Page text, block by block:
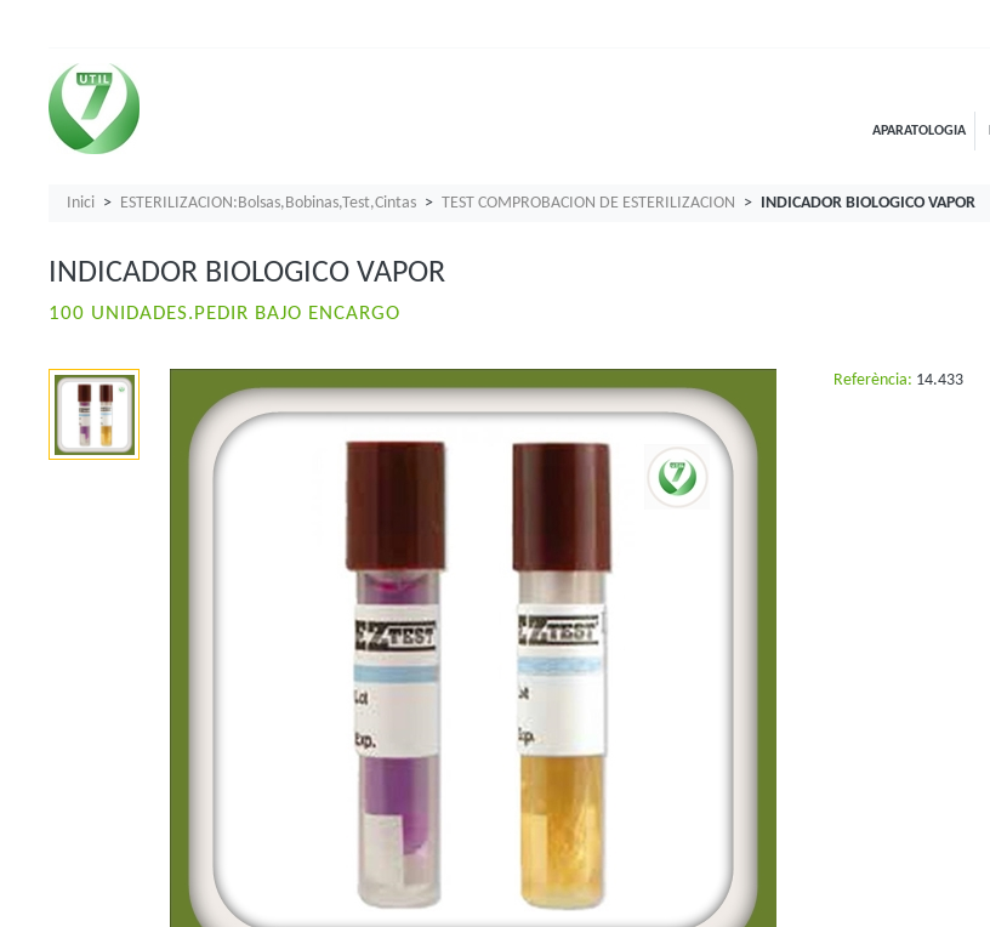
APARATOLOGIA
Inici ESTERILIZACION:Bolsas,Bobinas,Test,Cintas TEST COMPROBACION DE ESTERILIZACION INDICADOR BIOLOGICO VAPOR
INDICADOR BIOLOGICO VAPOR
100 UNIDADES.PEDIR BAJO ENCARGO
Referència: 14.433